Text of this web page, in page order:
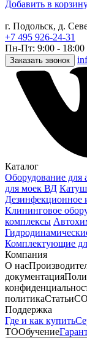
Добавить в
г. Подольск, д.
+7 495 926-24-31
Пн-Пт: 9:00 - 18:00
Заказать звонок
Каталог
Оборудование для
для моек ВД
Дезинфекционное
Клининговое
комплексы
Комплектующие
Компания
О нас
документация
политикаСтатьи
Поддержка
Где и как купить
ТООбучение